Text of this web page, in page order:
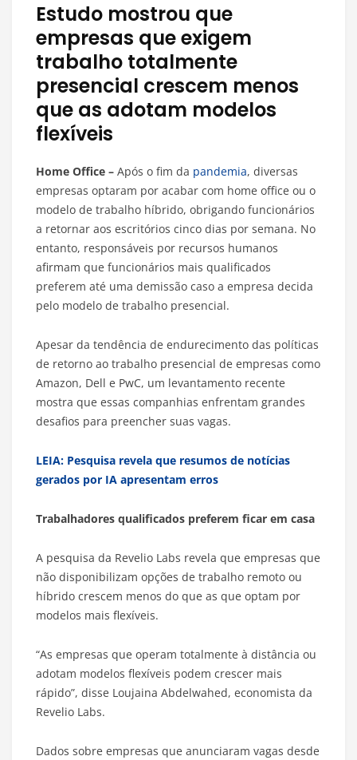
Estudo mostrou que
empresas que exigem
trabalho totalmente
presencial crescem menos
que as adotam modelos
flexíveis
Home Office – Após o fim da pandemia, diversas
empresas optaram por acabar com home office ou o
modelo de trabalho híbrido, obrigando funcionários
a retornar aos escritórios cinco dias por semana. No
entanto, responsáveis por recursos humanos
afirmam que funcionários mais qualificados
preferem até uma demissão caso a empresa decida
pelo modelo de trabalho presencial.
Apesar da tendência de endurecimento das políticas
de retorno ao trabalho presencial de empresas como
Amazon, Dell e PwC, um levantamento recente
mostra que essas companhias enfrentam grandes
desafios para preencher suas vagas.
LEIA: Pesquisa revela que resumos de notícias
gerados por IA apresentam erros
Trabalhadores qualificados preferem ficar em casa
A pesquisa da Revelio Labs revela que empresas que
não disponibilizam opções de trabalho remoto ou
híbrido crescem menos do que as que optam por
modelos mais flexíveis.
“As empresas que operam totalmente à distância ou
adotam modelos flexíveis podem crescer mais
rápido”, disse Loujaina Abdelwahed, economista da
Revelio Labs.
Dados sobre empresas que anunciaram vagas desde